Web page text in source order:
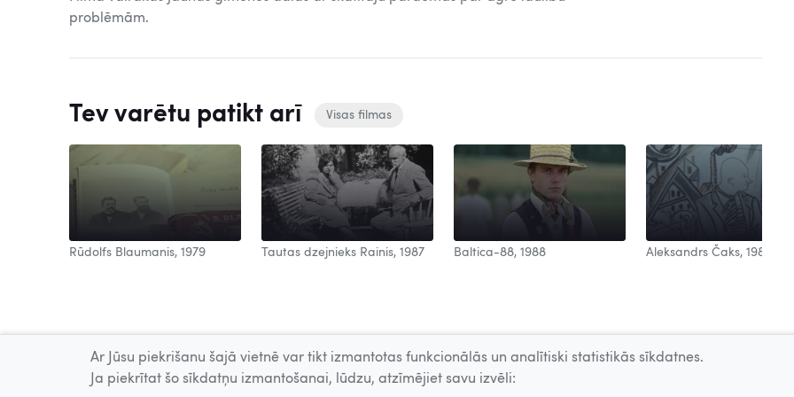
problēmām.
Tev varētu patikt arī Visas filmas
Rūdolfs Blaumanis, 1979 Tautas dzejnieks Rainis, 1987 Baltica-88, 1988 Aleksandrs Čaks, 1988
Ar Jūsu piekrišanu šajā vietnē var tikt izmantotas funkcionālās un analītiski statistikās sīkdatnes.
Ja piekrītat šo sīkdatņu izmantošanai, lūdzu, atzīmējiet savu izvēli: